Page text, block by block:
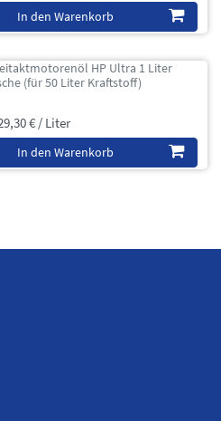
In den Warenkorb
HP Ultra 1 Liter
(für 50 Liter Kraftstoff)
€ / Liter
In den Warenkorb